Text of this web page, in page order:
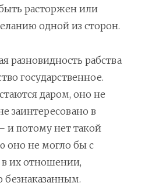
расторжен или
одной из сторон.
разновидность рабства
государственное.
даром, оно не
заинтересовано в
и потому нет такой
оно не могло бы с
в их отношении,
безнаказанным.